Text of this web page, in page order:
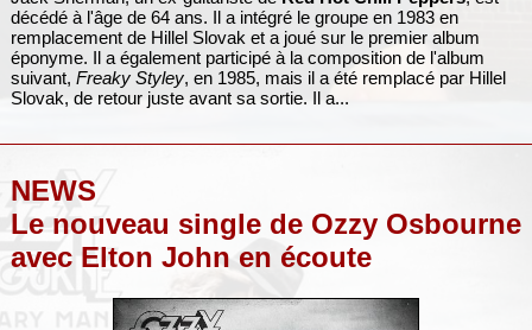
décédé à l'âge de 64 ans. Il a intégré le groupe en 1983 en
remplacement de Hillel Slovak et a joué sur le premier album
éponyme. Il a également participé à la composition de l'album
suivant, Freaky Styley, en 1985, mais il a été remplacé par Hillel
Slovak, de retour juste avant sa sortie. Il a...
NEWS
Le nouveau single de Ozzy Osbourne
avec Elton John en écoute